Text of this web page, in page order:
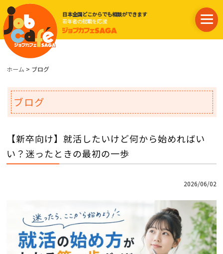
日本全国どこからでも相談ができます
若年者の就職を応援
ホーム > ブログ
ブログ
【新卒向け】就活したいけど何から始めればい
い？迷ったときの最初の一歩
2026/06/02